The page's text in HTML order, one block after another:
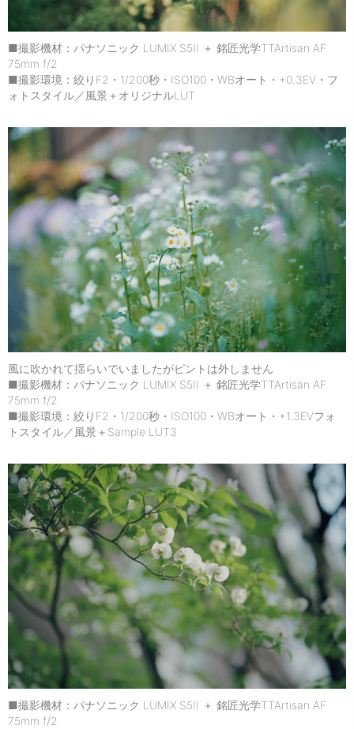
■撮影機材：パナソニック LUMIX S5II ＋ 銘匠光学TTArtisan AF
75mm f/2
■撮影環境：絞りF2・1/200秒・ISO100・WBオート・+0.3EV・フ
ォトスタイル／風景＋オリジナルLUT
風に吹かれて揺らいでいましたがピントは外しません
■撮影機材：パナソニック LUMIX S5II ＋ 銘匠光学TTArtisan AF
75mm f/2
■撮影環境：絞りF2・1/200秒・ISO100・WBオート・+1.3EVフォ
トスタイル／風景＋Sample LUT3
■撮影機材：パナソニック LUMIX S5II ＋ 銘匠光学TTArtisan AF
75mm f/2